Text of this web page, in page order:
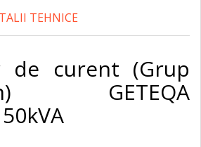
TEHNICE
de curent (Grup
GETEQA